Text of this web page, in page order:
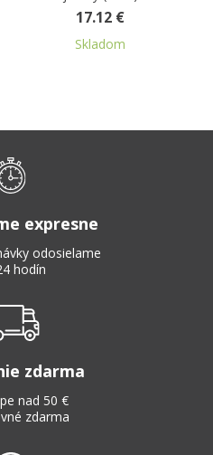
expresne
odosielame
hodín
zdarma
nad 50 €
zdarma